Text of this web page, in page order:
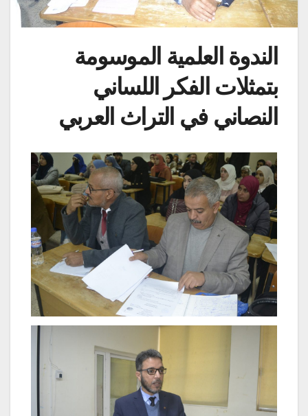
الندوة العلمية الموسومة
بتمثلات الفكر اللساني
النصاني في التراث العربي